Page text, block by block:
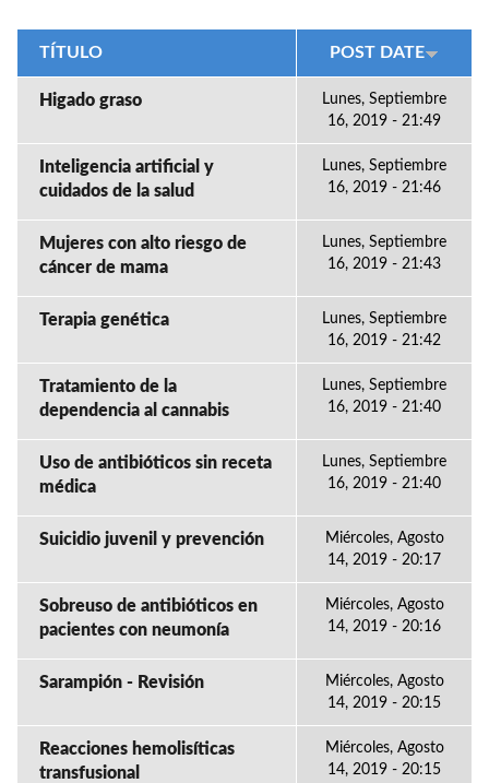
TÍTULO POST DATE
Higado graso
Lunes, Septiembre
16, 2019 - 21:49
Inteligencia artificial y
cuidados de la salud
Lunes, Septiembre
16, 2019 - 21:46
Mujeres con alto riesgo de
cáncer de mama
Lunes, Septiembre
16, 2019 - 21:43
Terapia genética
Lunes, Septiembre
16, 2019 - 21:42
Tratamiento de la
dependencia al cannabis
Lunes, Septiembre
16, 2019 - 21:40
Uso de antibióticos sin receta
médica
Lunes, Septiembre
16, 2019 - 21:40
Suicidio juvenil y prevención
Miércoles, Agosto
14, 2019 - 20:17
Sobreuso de antibióticos en
pacientes con neumonía
Miércoles, Agosto
14, 2019 - 20:16
Sarampión - Revisión
Miércoles, Agosto
14, 2019 - 20:15
Reacciones hemolisíticas
transfusional
Miércoles, Agosto
14, 2019 - 20:15